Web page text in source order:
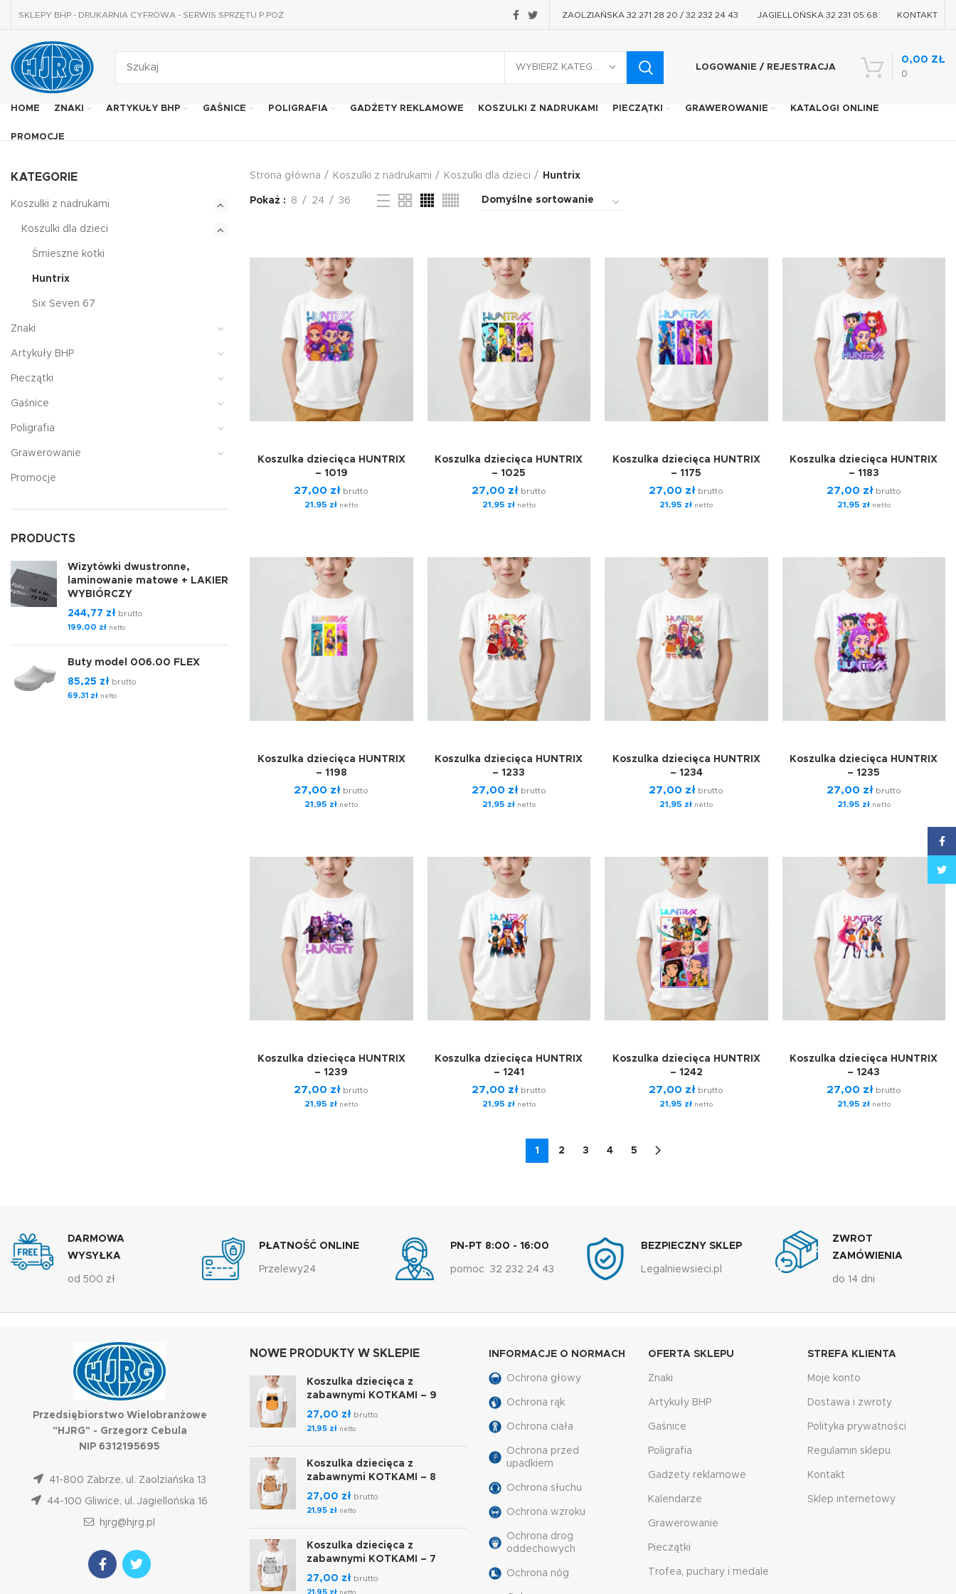
SKLEPY BHP - DRUKARNIA CYFROWA - SERWIS SPRZĘTU P.POŻ ZAOLZIAŃSKA 32 271 28 20 / 32 232 24 43 JAGIELLOŃSKA 32 231 05 68 KONTAKT
LOGOWANIE / REJESTRACJA
0
0,00 ZŁ
HOME ZNAKI ARTYKUŁY BHP GAŚNICE POLIGRAFIA GADŻETY REKLAMOWE KOSZULKI Z NADRUKAMI PIECZĄTKI GRAWEROWANIE KATALOGI ONLINE
PROMOCJE
KATEGORIE
Koszulki z nadrukami
Koszulki dla dzieci
Śmieszne kotki
Huntrix
Six Seven 67
Znaki
Artykuły BHP
Pieczątki
Gaśnice
Poligrafia
Grawerowanie
Promocje
PRODUCTS
Wizytówki dwustronne,
laminowanie matowe + LAKIER
WYBIÓRCZY
244,77 zł brutto
199,00 zł netto
Buty model 006.00 FLEX
85,25 zł brutto
69,31 zł netto
Strona główna Koszulki z nadrukami Koszulki dla dzieci Huntrix
Pokaż 8 24 36
Koszulka dziecięca HUNTRIX
– 1019
27,00 zł brutto
21,95 zł netto
Koszulka dziecięca HUNTRIX
– 1025
27,00 złbrutto
21,95 złnetto
Koszulka dziecięca HUNTRIX
– 1175
27,00 zł brutto
21,95 zł netto
Koszulka dziecięca HUNTRIX
– 1183
27,00 złbrutto
21,95 złnetto
Koszulka dziecięca HUNTRIX
– 1198
27,00 zł brutto
21,95 zł netto
Koszulka dziecięca HUNTRIX
– 1233
27,00 złbrutto
21,95 złnetto
Koszulka dziecięca HUNTRIX
– 1234
27,00 zł brutto
21,95 zł netto
Koszulka dziecięca HUNTRIX
– 1235
27,00 złbrutto
21,95 złnetto
Koszulka dziecięca HUNTRIX
– 1239
27,00 zł brutto
21,95 zł netto
Koszulka dziecięca HUNTRIX
– 1241
27,00 złbrutto
21,95 złnetto
Koszulka dziecięca HUNTRIX
– 1242
27,00 zł brutto
21,95 zł netto
Koszulka dziecięca HUNTRIX
– 1243
27,00 złbrutto
21,95 złnetto
1 2 3 4 5
DARMOWA
WYSYŁKA
od 500 zł
PŁATNOŚĆ ONLINE
Przelewy24
PN-PT 8:00 - 16:00
pomoc 32 232 24 43
BEZPIECZNY SKLEP
Legalniewsieci.pl
ZWROT
ZAMÓWIENIA
do 14 dni
Przedsiębiorstwo Wielobranżowe
"HJRG" - Grzegorz Cebula
NIP 6312195695
41-800 Zabrze, ul. Zaolziańska 13
44-100 Gliwice, ul. Jagiellońska 16
hjrg@hjrg.pl
NOWE PRODUKTY W SKLEPIE
Koszulka dziecięca z
zabawnymi KOTKAMI – 9
27,00 zł brutto
21,95 zł netto
Koszulka dziecięca z
zabawnymi KOTKAMI – 8
27,00 zł brutto
21,95 zł netto
Koszulka dziecięca z
zabawnymi KOTKAMI – 7
27,00 zł brutto
21,95 zł
INFORMACJE O NORMACH
Ochrona głowy
Ochrona rąk
Ochrona ciała
Ochrona przed
upadkiem
Ochrona słuchu
Ochrona wzroku
Ochrona drog
oddechowych
Ochrona nóg
OFERTA SKLEPU
Znaki
Artykuły BHP
Gaśnice
Poligrafia
Gadżety reklamowe
Kalendarze
Grawerowanie
Pieczątki
Trofea, puchary i medale
STREFA KLIENTA
Moje konto
Dostawa i zwroty
Polityka prywatności
Regulamin sklepu
Kontakt
Sklep internetowy